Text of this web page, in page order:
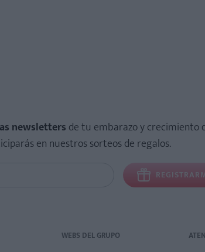
newsletters de tu embarazo y crecimiento
en nuestros sorteos de regalos.
WEBS DEL GRUPO